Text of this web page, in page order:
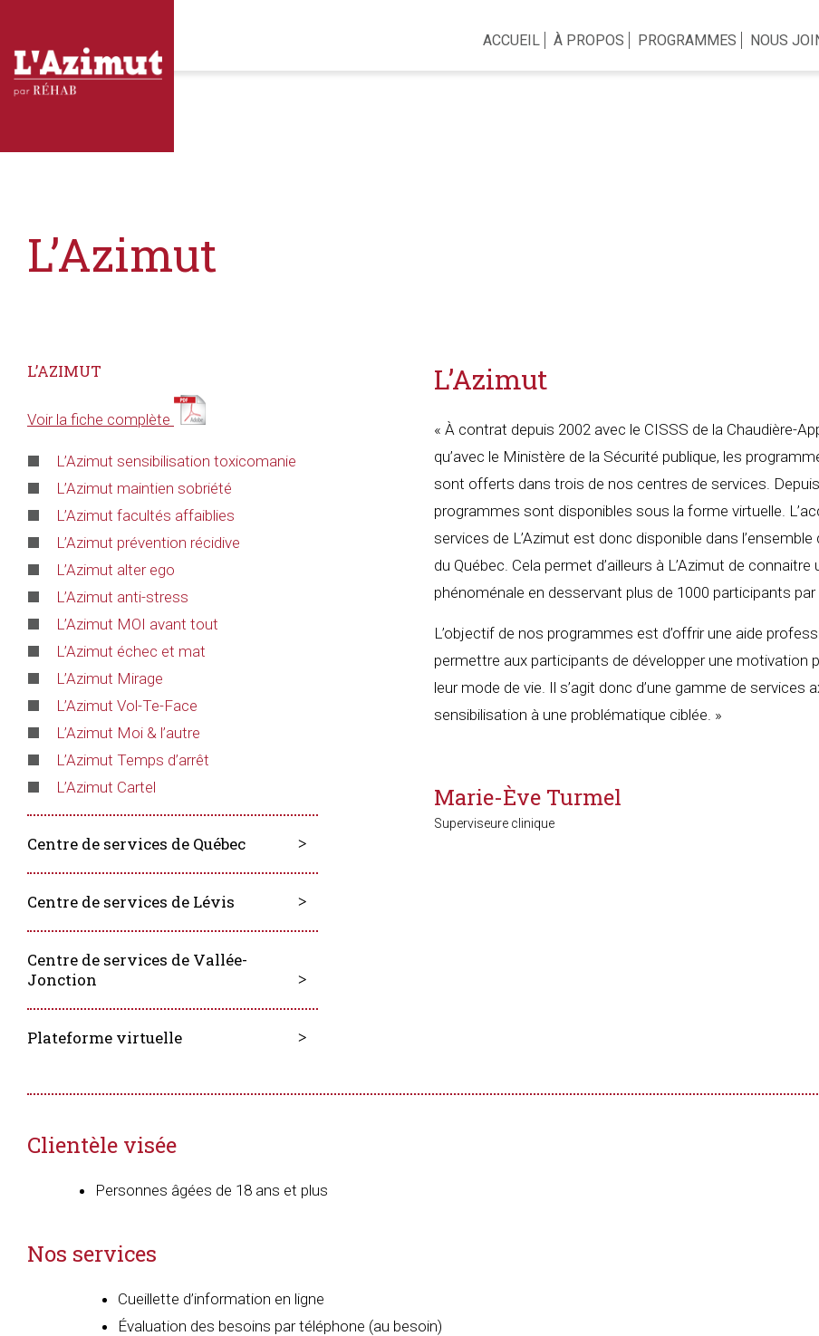
ACCUEIL À PROPOS PROGRAMMES NOUS
L’Azimut
L’AZIMUT
Voir la fiche complète
L’Azimut sensibilisation toxicomanie
L’Azimut maintien sobriété
L’Azimut facultés affaiblies
L’Azimut prévention récidive
L’Azimut alter ego
L’Azimut anti-stress
L’Azimut MOI avant tout
L’Azimut échec et mat
L’Azimut Mirage
L’Azimut Vol-Te-Face
L’Azimut Moi & l’autre
L’Azimut Temps d’arrêt
L’Azimut Cartel
Centre de services de Québec
Centre de services de Lévis
Centre de services de Vallée-
Jonction
Plateforme virtuelle
L’Azimut
« À contrat depuis 2002 avec le CISSS de la Chaudière-
qu’avec le Ministère de la Sécurité publique, les
sont offerts dans trois de nos centres de services.
programmes sont disponibles sous la forme virtuelle.
services de L’Azimut est donc disponible dans l’ensemble
du Québec. Cela permet d’ailleurs à L’Azimut de connaitre
phénoménale en desservant plus de 1000 participants par
L’objectif de nos programmes est d’offrir une aide
permettre aux participants de développer une motivation
leur mode de vie. Il s’agit donc d’une gamme de services
sensibilisation à une problématique ciblée. »
Marie-Ève Turmel
Superviseure clinique
Clientèle visée
Personnes âgées de 18 ans et plus
Nos services
Cueillette d’information en ligne
Évaluation des besoins par téléphone (au besoin)